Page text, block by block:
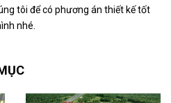
tôi để có phương án thiết kế tốt
nhé.